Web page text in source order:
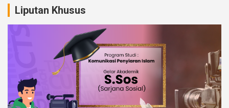
Liputan Khusus